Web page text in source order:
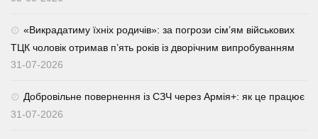
«Викрадатиму їхніх родичів»: за погрози сім’ям військових
ТЦК чоловік отримав п’ять років із дворічним випробуванням
31-07-2026
Добровільне повернення із СЗЧ через Армія+: як це працює
31-07-2026